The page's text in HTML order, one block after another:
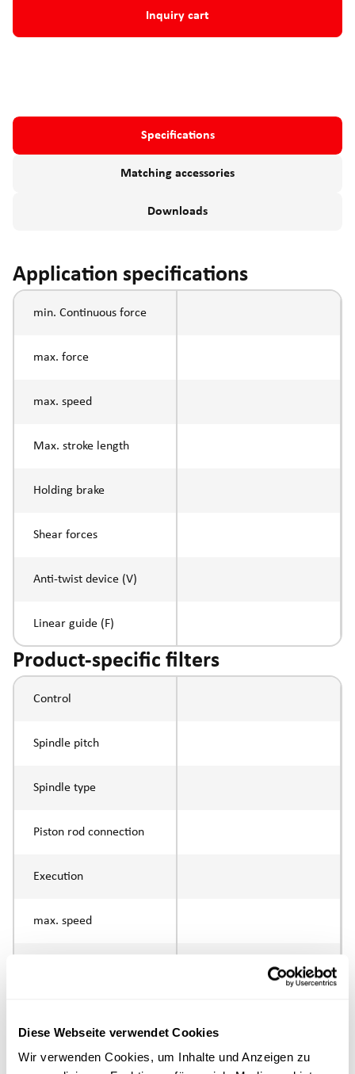
Diese Webseite verwendet Cookies
Wir verwenden Cookies, um Inhalte und Anzeigen zu
Inquiry cart
Specifications
Matching accessories
Downloads
Application specifications
min. Continuous force
max. force
max. speed
Max. stroke length
Holding brake
Shear forces
Anti-twist device (V)
Linear guide (F)
Product-specific filters
Control
Spindle pitch
Spindle type
Piston rod connection
Execution
max. speed
Max. Holder force